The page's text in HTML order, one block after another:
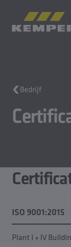
Giettechniek
Gewalste
Bedrijf
NL| NL
Bedrijf
ISO 9001:2015
Plant I + IV